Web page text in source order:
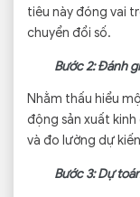
tiêu này đóng vai
chuyển đổi số.
Bước 2: Đánh
Nhằm thấu hiểu
động sản xuất
và đo lường dự
Bước 3: Dự